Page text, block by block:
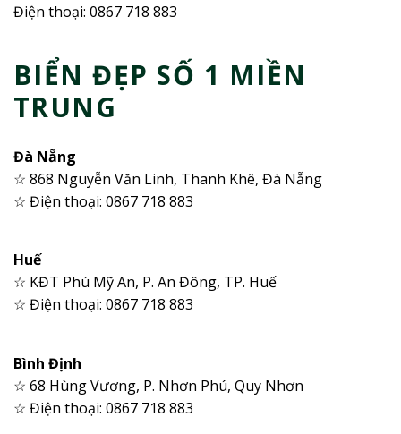
Điện thoại: 0867 718 883
BIỂN ĐẸP SỐ 1 MIỀN
TRUNG
Đà Nẵng
☆ 868 Nguyễn Văn Linh, Thanh Khê, Đà Nẵng
☆ Điện thoại: 0867 718 883
Huế
☆ KĐT Phú Mỹ An, P. An Đông, TP. Huế
☆ Điện thoại: 0867 718 883
Bình Định
☆ 68 Hùng Vương, P. Nhơn Phú, Quy Nhơn
☆ Điện thoại: 0867 718 883